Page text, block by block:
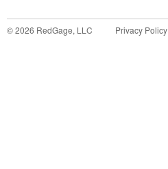
©2026 RedGage, LLC Privacy Policy